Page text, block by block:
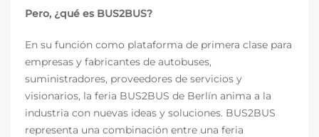
Pero, ¿qué es BUS2BUS?
En su función como plataforma de primera clase para
empresas y fabricantes de autobuses,
suministradores, proveedores de servicios y
visionarios, la feria BUS2BUS de Berlín anima a la
industria con nuevas ideas y soluciones. BUS2BUS
representa una combinación entre una feria